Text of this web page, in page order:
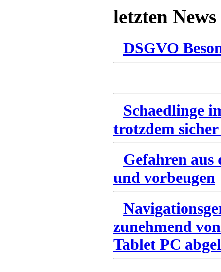
letzten News
DSGVO
Schaedlinge
trotzdem
Gefahren
und vorbeugen
zunehmend
Tablet PC